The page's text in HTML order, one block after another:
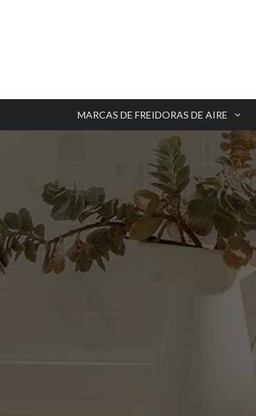
MARCAS DE FREIDORAS DE AIRE